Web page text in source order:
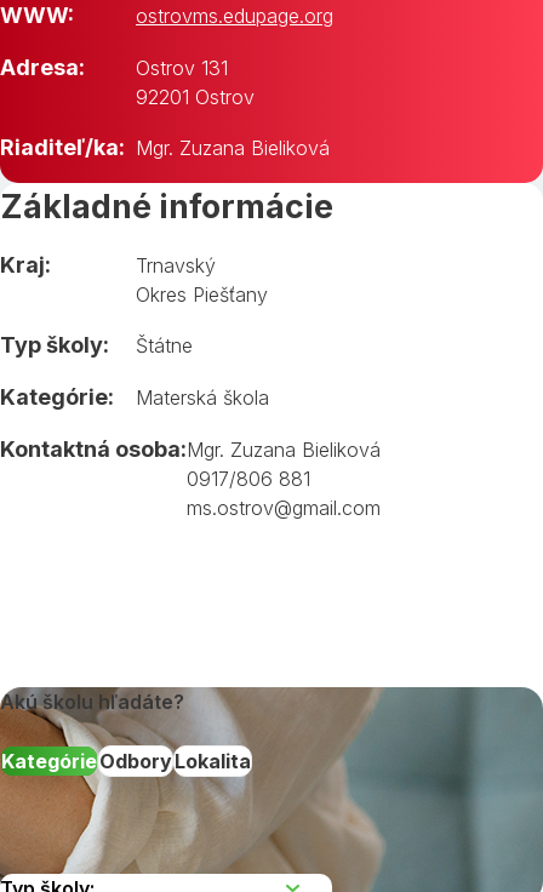
WWW: ostrovms.edupage.org
Adresa:
Ostrov 131
92201 Ostrov
Riaditeľ/ka: Mgr. Zuzana Bieliková
Základné informácie
Kraj:
Trnavský
Okres Piešťany
Typ školy: Štátne
Kategórie: Materská škola
Kontaktná osoba:Mgr. Zuzana Bieliková
0917/806 881
ms.ostrov@gmail.com
Akú školu hľadáte?
KategórieOdboryLokalita